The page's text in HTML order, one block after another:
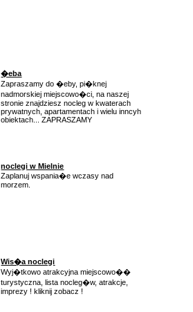
�eba
Zapraszamy do �eby, pi�knej
nadmorskiej miejscowo�ci, na naszej
stronie znajdziesz nocleg w kwaterach
prywatnych, apartamentach i wielu inncyh
obiektach... ZAPRASZAMY
noclegi w Mielnie
Zaplanuj wspania�e wczasy nad
morzem.
Wis�a noclegi
Wyj�tkowo atrakcyjna miejscowo��
turystyczna, lista nocleg�w, atrakcje,
imprezy ! kliknij zobacz !